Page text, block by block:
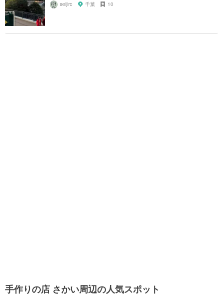
seijiro 千葉 10
手作りの店 さかい周辺の人気スポット